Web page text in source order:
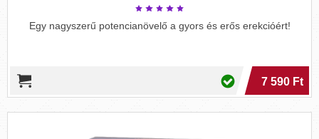
Egy nagyszerű potencianövelő a gyors és erős erekcióért!
7 590 Ft